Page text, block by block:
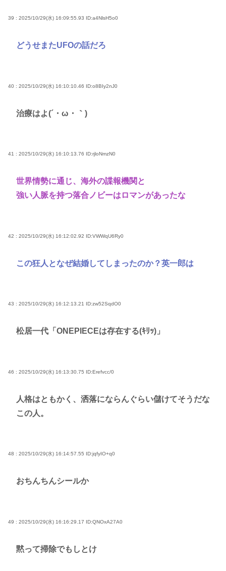
39 : 2025/10/29(水) 16:09:55.93 ID:a4NlsH5o0
どうせまたUFOの話だろ
40 : 2025/10/29(水) 16:10:10.46 ID:o8BIy2nJ0
治療はよ(´・ω・｀)
41 : 2025/10/29(水) 16:10:13.76 ID:rjloNmzN0
世界情勢に通じ、海外の諜報機関と
強い人脈を持つ落合ノビーはロマンがあったな
42 : 2025/10/29(水) 16:12:02.92 ID:VWWqU6Ry0
この狂人となぜ結婚してしまったのか？英一郎は
43 : 2025/10/29(水) 16:12:13.21 ID:zw52SqdO0
松居一代「ONEPIECEは存在する(ｷﾘｯ)」
46 : 2025/10/29(水) 16:13:30.75 ID:Erefvcc/0
人格はともかく、洒落にならんぐらい儲けてそうだな
この人。
48 : 2025/10/29(水) 16:14:57.55 ID:jqfyIO+q0
おちんちんシールか
49 : 2025/10/29(水) 16:16:29.17 ID:QNOxA27A0
黙って掃除でもしとけ